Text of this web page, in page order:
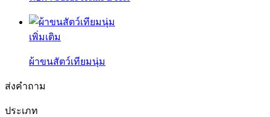
เพิ่มเติม
ผ้าขนสัตว์เทียมนุ่ม
ส่งคำถาม
ประเภท